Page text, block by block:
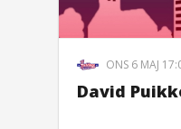
ONS 6 MAJ
David